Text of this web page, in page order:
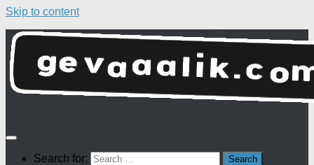
Skip to content
Search for: